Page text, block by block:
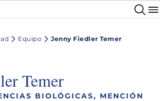
Equipo Jenny Fiedler Temer
Temer
BIOLÓGICAS, MENCIÓN